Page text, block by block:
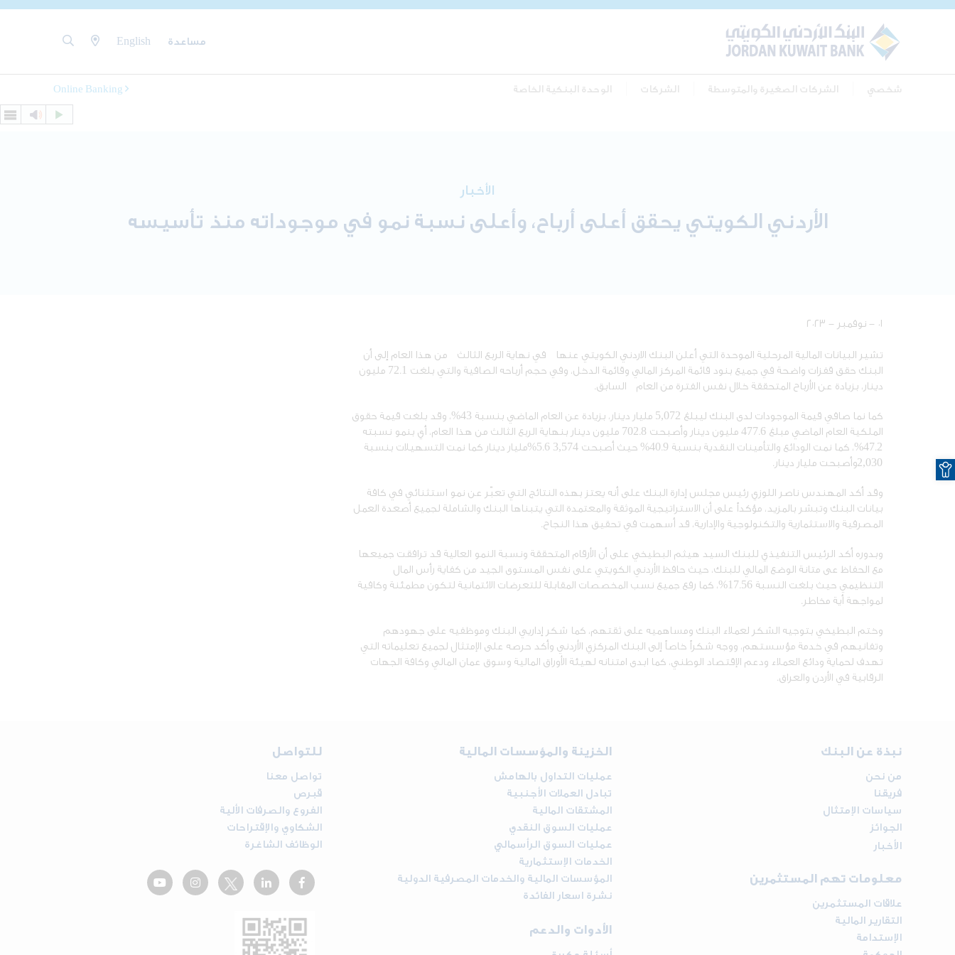
مساعدة English
شخصي الشركات الصغيرة والمتوسطة الشركات الوحدة البنكية الخاصة Online Banking
الأخبار
الأردني الكويتي يحقق أعلى أرباح، وأعلى نسبة نمو في موجوداته منذ تأسيسه
٠١ - نوفمبر - ٢٠٢٣
تشير البيانات المالية المرحلية الموحدة التي أعلن البنك الاردني الكويتي عنها في نهاية الربع الثالث من هذا العام إلى أن
البنك حقق قفزات واضحة في جميع بنود قائمة المركز المالي وقائمة الدخل، وفي حجم أرباحه الصافية والتي بلغت 72.1 مليون
دينار، بزيادة عن الأرباح المتحققة خلال نفس الفترة من العام السابق.
كما نما صافي قيمة الموجودات لدى البنك ليبلغ 5,072 مليار دينار، بزيادة عن العام الماضي بنسبة 43%، وقد بلغت قيمة حقوق
الملكية العام الماضي مبلغ 477.6 مليون دينار وأصبحت 702.8 مليون دينار بنهاية الربع الثالث من هذا العام، أي بنمو نسبته
47.2%، كما نمت الودائع والتأمينات النقدية بنسبة 40.9% حيث أصبحت 3,574
مليار دينار كما نمت التسهيلات بنسبة%5.6
وأصبحت2,030مليار دينار.
وقد أكد المهندس ناصر اللوزي رئيس مجلس إدارة البنك على أنه يعتز بهذه النتائج التي تعبّر عن نمو استثنائي في كافة
بيانات البنك وتبشر بالمزيد، مؤكداً على أن الاستراتيجية الموثقة والمعتمدة التي يتبناها البنك والشاملة لجميع أصعدة العمل
المصرفية والاستثمارية والتكنولوجية والإدارية، قد أسهمت في تحقيق هذا النجاح.
وبدوره أكد الرئيس التنفيذي للبنك السيد هيثم البطيخي على أن الأرقام المتحققة ونسبة النمو العالية قد ترافقت جميعها
مع الحفاظ عى متانة الوضع المالي للبنك، حيث حافظ الأردني الكويتي على نفس المستوى الجيد من كفاية رأس المال
التنظيمي حيث بلغت النسبة 17.56%، كما رفع جميع نسب المخصصات المقابلة للتعرضات الائتمانية لتكون مطمئنة وكافية
لمواجهة أية مخاطر.
وختم البطيخي بتوجيه الشكر لعملاء البنك ومساهميه على ثقتهم، كما شكر إداريي البنك وموظفيه على جهودهم
وتفانيهم في خدمة مؤسستهم، ووجه شكراً خاصاً إلى البنك المركزي الأردني وأكد حرصه على الإمتثال لجميع تعليماته التي
تهدف لحماية ودائع العملاء ودعم الإقتصاد الوطني، كما ابدى امتنانه لهيئة الأوراق المالية وسوق عمان المالي وكافة الجهات
الرقابية في الأردن والعراق.
نبذة عن البنك
من نحن
فريقنا
سياسات الإمتثال
الجوائز
الأخبار
معلومات تهم المستثمرين
علاقات المستثمرين
التقارير المالية
الإستدامة
الخزينة والمؤسسات المالية
عمليات التداول بالهامش
تبادل العملات الأجنبية
المشتقات المالية
عمليات السوق النقدي
عمليات السوق الرأسمالي
الخدمات الإستثمارية
المؤسسات المالية والخدمات المصرفية الدولية
نشرة اسعار الفائدة
الأدوات والدعم
للتواصل
تواصل معنا
قبرص
الفروع والصرفات الألية
الشكاوي والإقتراحات
الوظائف الشاغرة